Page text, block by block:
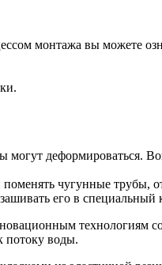
монтажа вы можете
могут деформироваться.
чугунные трубы,
его в специальный
технологиям
потоку воды.